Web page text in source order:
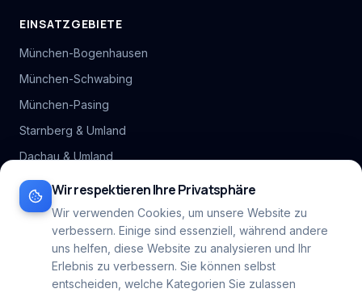
EINSATZGEBIETE
München-Bogenhausen
München-Schwabing
München-Pasing
Starnberg & Umland
Dachau & Umland
Alle Stadtteil-Hubs
Inhaltsverzeichnis
Alle Gebiete→
Wir respektieren Ihre Privatsphäre
Wir verwenden Cookies, um unsere Website zu
verbessern. Einige sind essenziell, während andere
uns helfen, diese Website zu analysieren und Ihr
Erlebnis zu verbessern. Sie können selbst
entscheiden, welche Kategorien Sie zulassen